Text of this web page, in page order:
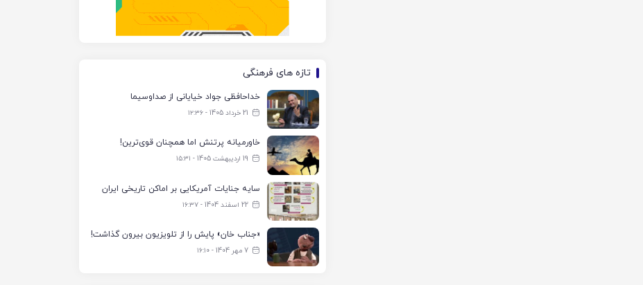
تازه های فرهنگی
خداحافظی جواد خیایانی از صداوسیما
21 خرداد 1405 - ۱۲:۳۶
خاورمیانه پرتنش اما همچنان قوی‌ترین!
19 اردیبهشت 1405 - ۱۵:۳۱
سایه جنایات آمریکایی بر اماکن تاریخی ایران
22 اسفند 1404 - ۱۶:۳۷
«جناب خان» پایش را از تلویزیون بیرون گذاشت!
7 مهر 1404 - ۱۶:۱۰